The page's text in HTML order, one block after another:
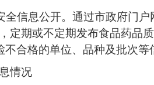
全信息公开。通过市政府门
定期或不定期发布食品药品
合格的单位、品种及批次等
情况